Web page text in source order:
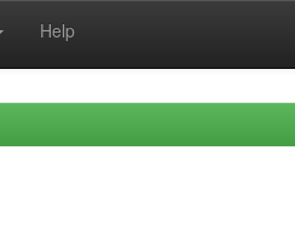
Help